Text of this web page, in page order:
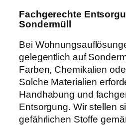
Fachgerechte
Sondermüll
Bei
gelegentlich auf
Farben, Chemikalien
Solche Materialien
Handhabung und
Entsorgung. Wir stellen
gefährlichen Stoffe